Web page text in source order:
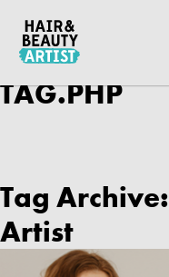
Artikel
Springen
TAG.PHP
Tag Archive:
Artist